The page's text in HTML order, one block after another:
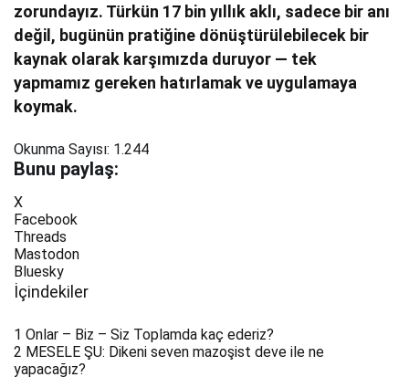
zorundayız. Türkün 17 bin yıllık aklı, sadece bir anı
değil, bugünün pratiğine dönüştürülebilecek bir
kaynak olarak karşımızda duruyor — tek
yapmamız gereken hatırlamak ve uygulamaya
koymak.
Okunma Sayısı: 1.244
Bunu paylaş:
X
Facebook
Threads
Mastodon
Bluesky
İçindekiler
1 Onlar – Biz – Siz Toplamda kaç ederiz?
2 MESELE ŞU: Dikeni seven mazoşist deve ile ne
yapacağız?